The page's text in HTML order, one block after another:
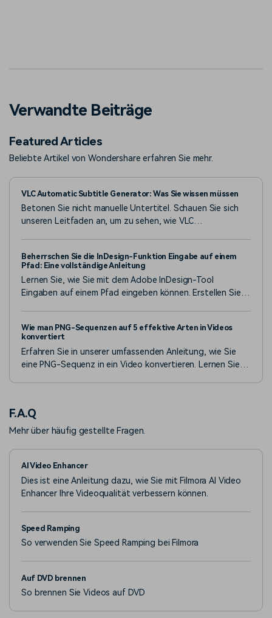
Verwandte Beiträge
Featured Articles
Beliebte Artikel von Wondershare erfahren Sie mehr.
VLC Automatic Subtitle Generator: Was Sie wissen müssen
Betonen Sie nicht manuelle Untertitel. Schauen Sie sich
unseren Leitfaden an, um zu sehen, wie VLC
machen.
Beherrschen Sie die InDesign-Funktion Eingabe auf einem
Pfad: Eine vollständige Anleitung
Lernen Sie, wie Sie mit dem Adobe InDesign-Tool
Eingaben auf einem Pfad eingeben können. Erstellen Sie
Wie man PNG-Sequenzen auf 5 effektive Arten in Videos
konvertiert
Erfahren Sie in unserer umfassenden Anleitung, wie Sie
eine PNG-Sequenz in ein Video konvertieren. Lernen Sie
F.A.Q
Mehr über häufig gestellte Fragen.
AI Video Enhancer
Dies ist eine Anleitung dazu, wie Sie mit Filmora AI Video
Enhancer Ihre Videoqualität verbessern können.
Speed Ramping
So verwenden Sie Speed Ramping bei Filmora
Auf DVD brennen
So brennen Sie Videos auf DVD